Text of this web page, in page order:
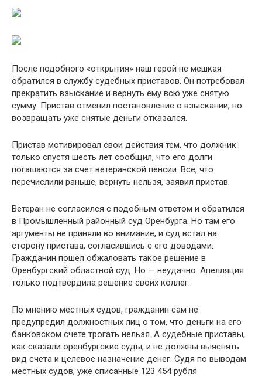
После подобного «открытия» наш герой не мешкая
обратился в службу судебных приставов. Он потребовал
прекратить взыскание и вернуть ему всю уже снятую
сумму. Пристав отменил постановление о взыскании, но
возвращать уже снятые деньги отказался.
Пристав мотивировал свои действия тем, что должник
только спустя шесть лет сообщил, что его долги
погашаются за счет ветеранской пенсии. Все, что
перечислили раньше, вернуть нельзя, заявил пристав.
Ветеран не согласился с подобным ответом и обратился
в Промышленный районный суд Оренбурга. Но там его
аргументы не приняли во внимание, и суд встал на
сторону пристава, согласившись с его доводами.
Гражданин пошел обжаловать такое решение в
Оренбургский областной суд. Но — неудачно. Апелляция
только подтвердила решение своих коллег.
По мнению местных судов, гражданин сам не
предупредил должностных лиц о том, что деньги на его
банковском счете трогать нельзя. А судебные приставы,
как сказали оренбургские суды, и не должны выяснять
вид счета и целевое назначение денег. Судя по выводам
местных судов, уже списанные 123 454 рубля